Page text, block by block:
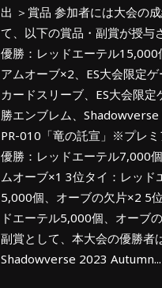
出 ＞賞品 参加者には大会の
て、以下の賞品・副賞が授与
優勝：レッドエーテル15,000
アムオーブ×2、ES大会限定
カードスリーブ、ES大会限定
勝エンブレム、Shadowverse
PR-010「竜の託宣」※プレ
優勝：レッドエーテル7,000
ムオーブ×1 3位タイ：レッド
5,000個、オーブの欠片×2 5
ドエーテル5,000個、オーブ
副賞として、本大会の優勝者
Shadowverse 2023 Autumn